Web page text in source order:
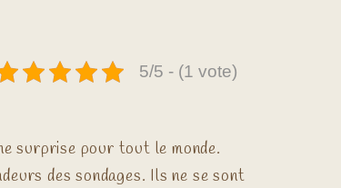
5/5 - (1 vote)
surprise pour tout le monde.
des sondages. Ils ne se sont